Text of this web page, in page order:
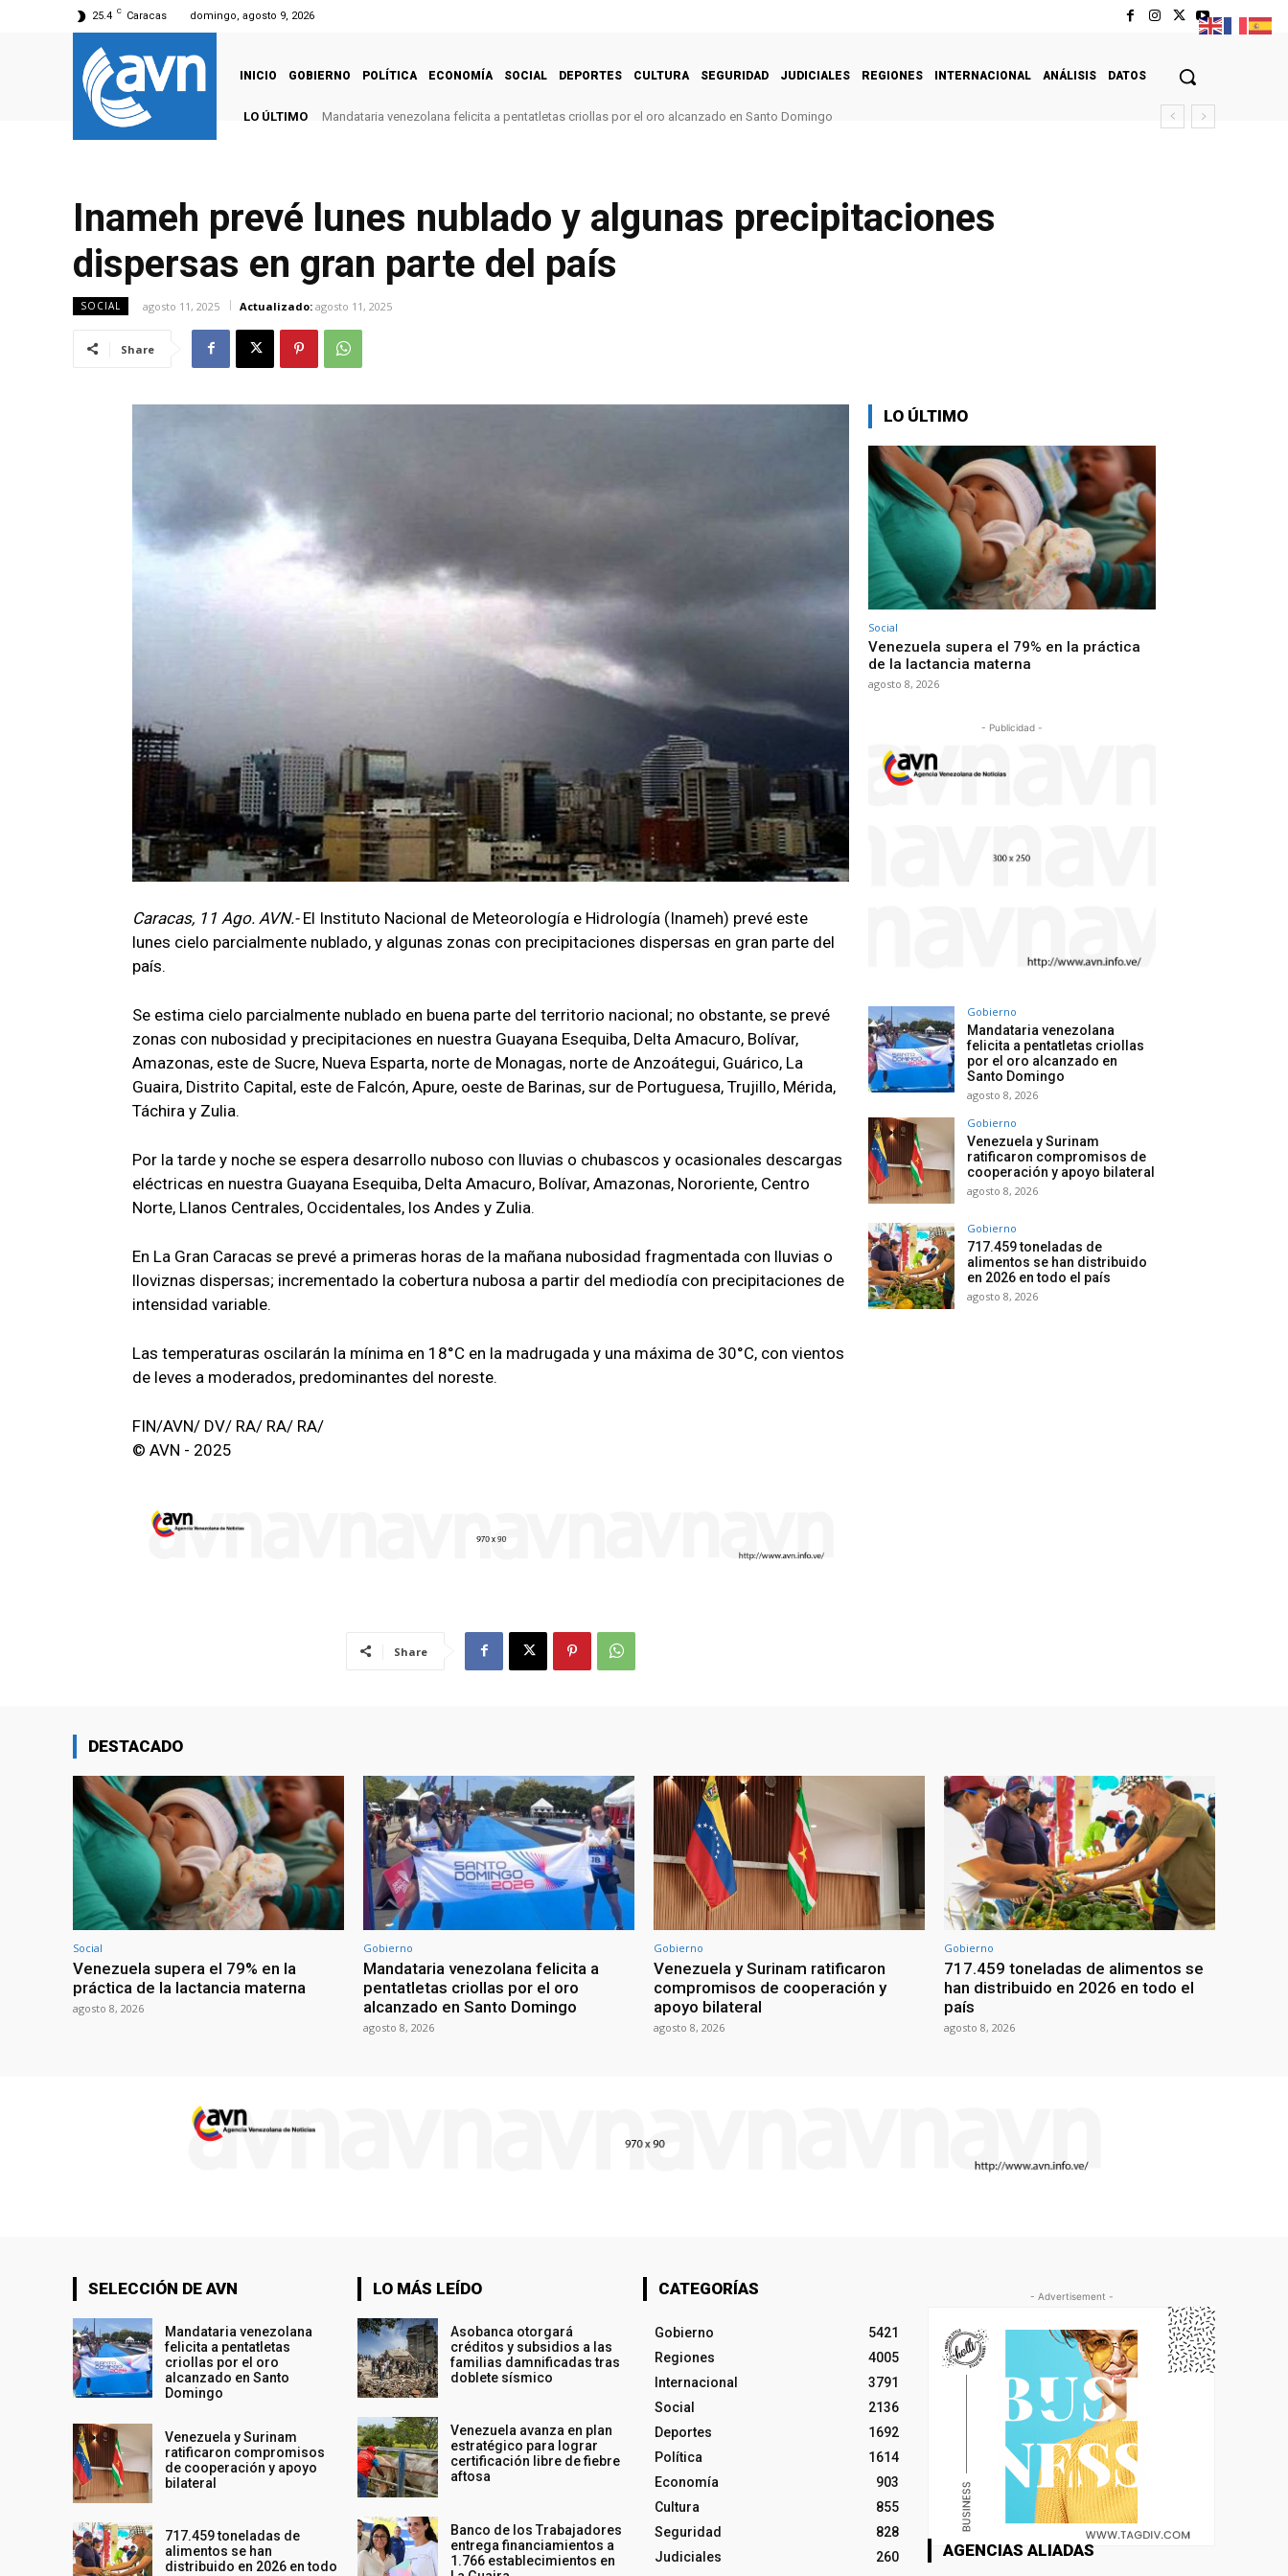
25.4 C Caracas domingo, agosto 9, 2026
INICIO GOBIERNO POLÍTICA ECONOMÍA SOCIAL DEPORTES CULTURA SEGURIDAD JUDICIALES REGIONES INTERNACIONAL ANÁLISIS DATOS
LO ÚLTIMO Mandataria venezolana felicita a pentatletas criollas por el oro alcanzado en Santo Domingo
Inameh prevé lunes nublado y algunas precipitaciones
dispersas en gran parte del país
SOCIAL agosto 11, 2025 Actualizado: agosto 11, 2025
Share
Caracas, 11 Ago. AVN.- El Instituto Nacional de Meteorología e Hidrología (Inameh) prevé este
lunes cielo parcialmente nublado, y algunas zonas con precipitaciones dispersas en gran parte del
país.
Se estima cielo parcialmente nublado en buena parte del territorio nacional; no obstante, se prevé
zonas con nubosidad y precipitaciones en nuestra Guayana Esequiba, Delta Amacuro, Bolívar,
Amazonas, este de Sucre, Nueva Esparta, norte de Monagas, norte de Anzoátegui, Guárico, La
Guaira, Distrito Capital, este de Falcón, Apure, oeste de Barinas, sur de Portuguesa, Trujillo, Mérida,
Táchira y Zulia.
Por la tarde y noche se espera desarrollo nuboso con lluvias o chubascos y ocasionales descargas
eléctricas en nuestra Guayana Esequiba, Delta Amacuro, Bolívar, Amazonas, Nororiente, Centro
Norte, Llanos Centrales, Occidentales, los Andes y Zulia.
En La Gran Caracas se prevé a primeras horas de la mañana nubosidad fragmentada con lluvias o
lloviznas dispersas; incrementado la cobertura nubosa a partir del mediodía con precipitaciones de
intensidad variable.
Las temperaturas oscilarán la mínima en 18°C en la madrugada y una máxima de 30°C, con vientos
de leves a moderados, predominantes del noreste.
FIN/AVN/ DV/ RA/ RA/ RA/
© AVN - 2025
Share
LO ÚLTIMO
Social
Venezuela supera el 79% en la práctica
de la lactancia materna
agosto 8, 2026
- Publicidad -
Gobierno
Mandataria venezolana
felicita a pentatletas criollas
por el oro alcanzado en
Santo Domingo
agosto 8, 2026
Gobierno
Venezuela y Surinam
ratificaron compromisos de
cooperación y apoyo bilateral
agosto 8, 2026
Gobierno
717.459 toneladas de
alimentos se han distribuido
en 2026 en todo el país
agosto 8, 2026
DESTACADO
Social
Venezuela supera el 79% en la
práctica de la lactancia materna
agosto 8, 2026
Gobierno
Mandataria venezolana felicita a
pentatletas criollas por el oro
alcanzado en Santo Domingo
agosto 8, 2026
Gobierno
Venezuela y Surinam ratificaron
compromisos de cooperación y
apoyo bilateral
agosto 8, 2026
Gobierno
717.459 toneladas de alimentos se
han distribuido en 2026 en todo el
país
agosto 8, 2026
SELECCIÓN DE AVN
Mandataria venezolana
felicita a pentatletas
criollas por el oro
alcanzado en Santo
Domingo
Venezuela y Surinam
ratificaron compromisos
de cooperación y apoyo
bilateral
717.459 toneladas de
alimentos se han
distribuido en 2026 en todo
LO MÁS LEÍDO
Asobanca otorgará
créditos y subsidios a las
familias damnificadas tras
doblete sísmico
Venezuela avanza en plan
estratégico para lograr
certificación libre de fiebre
aftosa
Banco de los Trabajadores
entrega financiamientos a
1.766 establecimientos en
CATEGORÍAS
Gobierno
5421
Regiones
4005
Internacional
3791
Social
2136
Deportes
1692
Política
1614
Economía
903
Cultura
855
Seguridad
828
Judiciales
260
- Advertisement -
AGENCIAS ALIADAS